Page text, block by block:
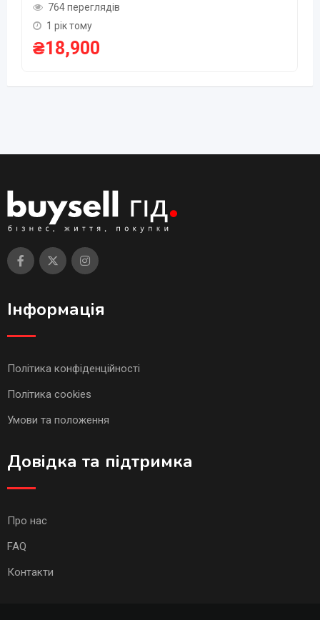
764 переглядів
1 рік тому
₴18,900
Інформація
Політика конфіденційності
Політика cookies
Умови та положення
Довідка та підтримка
Про нас
FAQ
Контакти